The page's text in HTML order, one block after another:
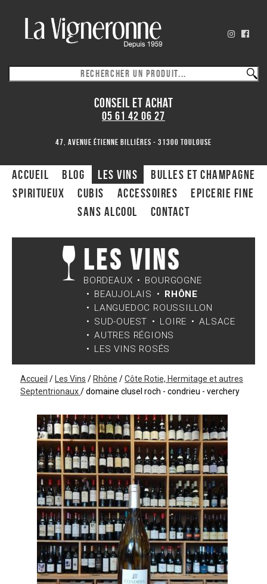
CONSEIL ET ACHAT
05 61 42 06 27
47, avenue Étienne Billières - 31300 toulouse
ACCUEIL Blog Les Vins
Bulles et Champagne
Spiritueux
CUBIS ACCESSOIRES
Epicerie fine
Sans alcool
Contact
Les Vins
BORDEAUX
BOURGOGNE
BEAUJOLAIS
RHÔNE
LANGUEDOC ROUSSILLON
SUD-OUEST
LOIRE
ALSACE
AUTRES RÉGIONS
LES VINS ROSÉS
Accueil /Les Vins /Rhône /Côte Rotie, Hermitage et autres
Septentrionaux/domaine clusel roch - condrieu - verchery